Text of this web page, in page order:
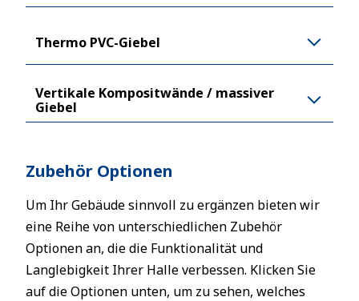
Thermo PVC-Giebel
Vertikale Kompositwände / massiver
Giebel
Zubehör Optionen
Um Ihr Gebäude sinnvoll zu ergänzen bieten wir
eine Reihe von unterschiedlichen Zubehör
Optionen an, die die Funktionalität und
Langlebigkeit Ihrer Halle verbessen. Klicken Sie
auf die Optionen unten, um zu sehen, welches